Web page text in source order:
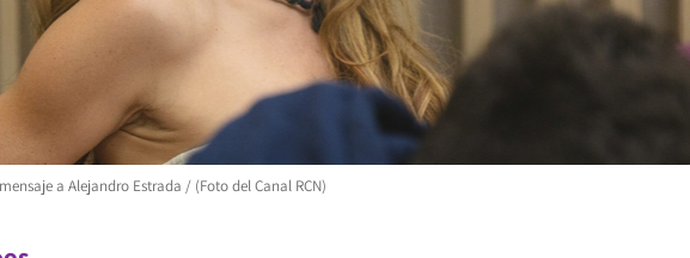
a Alejandro Estrada / (Foto del Canal RCN)